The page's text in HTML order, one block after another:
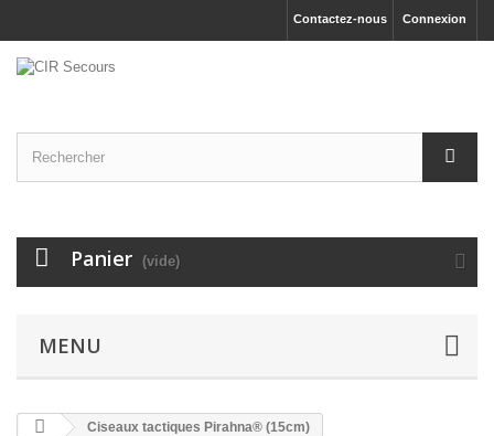
Connexion
Contactez-nous
Panier (vide)
MENU
Ciseaux tactiques Pirahna® (15cm)